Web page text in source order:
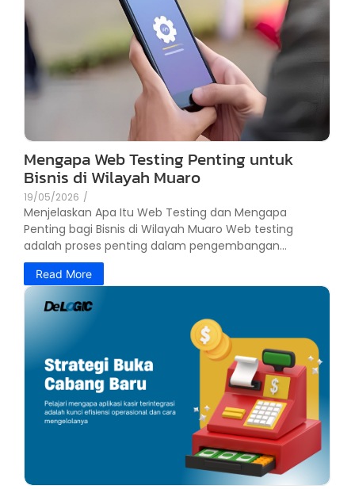
Mengapa Web Testing Penting untuk
Bisnis di Wilayah Muaro
19/05/2026 /
Menjelaskan Apa Itu Web Testing dan Mengapa
Penting bagi Bisnis di Wilayah Muaro Web testing
adalah proses penting dalam pengembangan...
Read More